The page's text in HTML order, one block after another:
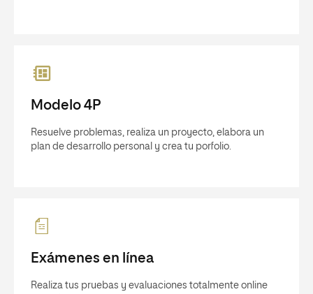
Modelo 4P
Resuelve problemas, realiza un proyecto, elabora un
plan de desarrollo personal y crea tu porfolio.
Exámenes en línea
Realiza tus pruebas y evaluaciones totalmente online